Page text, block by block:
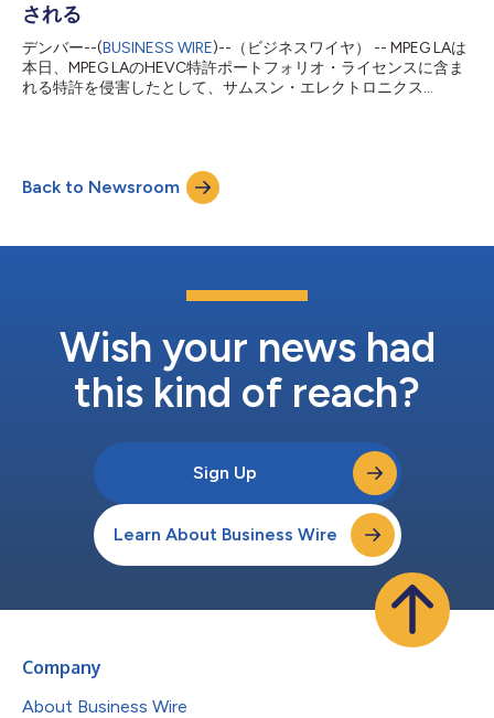
（ハードウエアに組み込まれていないか、ハードウエアと一体化
していない）型VVCソフトウエア製品に対するロイヤルティーの
免除を受けられます。免除が適用される製品は引き続き、VVCラ
イセンスに基づくライセンス製品としての適用範囲に基づく利点
が得られます。 第2に、MPEG LAのAVC特許ポートフォリオライ
される
デンバー--(BUSINESS WIRE)--（ビジネスワイヤ） -- MPEG LAは
本日、MPEG LAのHEVC特許ポートフォリオ・ライセンスに含ま
れる特許を侵害したとして、サムスン・エレクトロニクス
をエンコードおよびデコードする製品に用いられるデジタルビデ
オコーディング規格HEVC（H.265およびMPEG-H Part 2とも呼ば
れる）に不可欠です。 訴状によると、サムスン・エレクトロニ
年3月に契約を終了するまで、MPEG LAのHEVC特許ポートフォ
サムスンは契約終了後もライセンスなしで、特許で保護された
HEVC方式を使用するスマートフォン、タブレット、テレビなど
損害賠償、訴訟費用を求める法的措置は、Krieger Me...
Back to Newsroom
Wish your news had
this kind of reach?
Sign Up
Learn About Business Wire
Company
About Business Wire